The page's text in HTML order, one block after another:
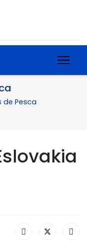
de Pesca